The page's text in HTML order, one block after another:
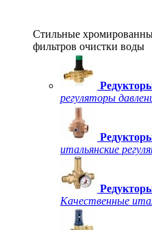
Стильные
фильтров очистки воды
регуляторы
итальянские
Качественные